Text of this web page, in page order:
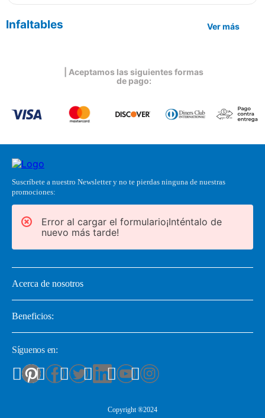
Infaltables Ver más
| Aceptamos las siguientes formas
de pago:
Suscríbete a nuestro Newsletter y no te pierdas ninguna de nuestras
promociones:
Error al cargar el formulario¡Inténtalo de
nuevo más tarde!
Acerca de nosotros
Beneficios:
Síguenos en:
Copyright ®2024